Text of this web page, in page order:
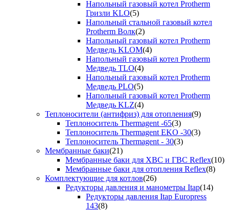
Напольный газовый котел Protherm
Гризли KLO(5)
Напольный стальной газовый котел
Protherm Волк(2)
Напольный газовый котел Protherm
Медведь KLOM(4)
Напольный газовый котел Protherm
Медведь TLO(4)
Напольный газовый котел Protherm
Медведь PLO(5)
Напольный газовый котел Protherm
Медведь KLZ(4)
Теплоносители (антифриз) для отопления(9)
Теплоноситель Thermagent -65(3)
Теплоноситель Thermagent EKO -30(3)
Теплоноситель Thermagent - 30(3)
Мембранные баки(21)
Мембранные баки для ХВС и ГВС Reflex(10)
Мембранные баки для отопления Reflex(8)
Комплектующие для котлов(26)
Редукторы давления и манометры Itap(14)
Редукторы давления Itap Europress
143(8)